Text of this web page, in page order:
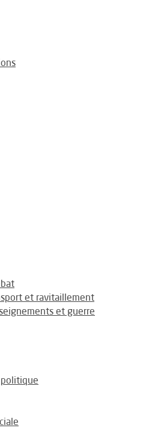
et ravitaillement
et guerre